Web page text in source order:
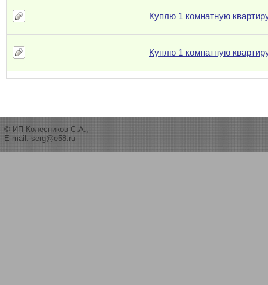
Куплю 1 комнатную
Куплю 1 комнатную
© ИП Колесников С.А.,
E-mail: serg@e58.ru